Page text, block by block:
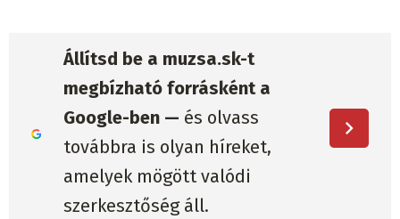
Állítsd be a muzsa.sk-t
megbízható forrásként a
Google-ben — és olvass
továbbra is olyan híreket,
amelyek mögött valódi
szerkesztőség áll.